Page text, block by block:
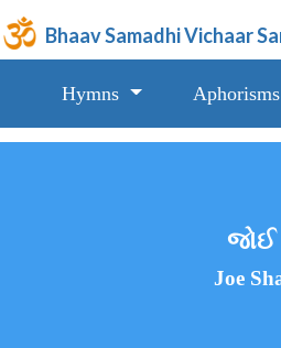
Bhaav Samadhi Vichaar
Hymns Aphorisms
જોઈ
Joe